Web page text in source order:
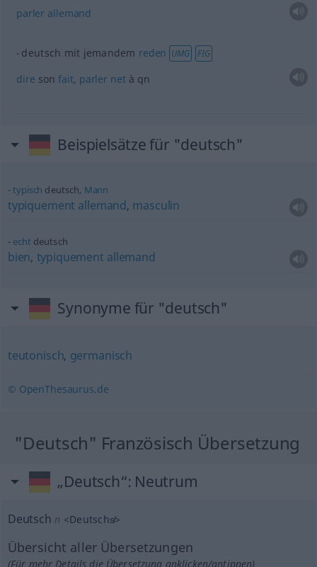
parler allemand
deutsch mit jemandem reden UMG FIG
dire sonfait, parler netà qn
Beispielsätze für "deutsch"
typisch deutsch, Mann
typiquement allemand, masculin
echt deutsch
bien, typiquement allemand
Synonyme für "deutsch"
teutonisch, germanisch
© OpenThesaurus.de
"Deutsch" Französisch Übersetzung
„Deutsch“: Neutrum
Deutsch n <Deutschs̸>
Übersicht aller Übersetzungen
(Für mehr Details die Übersetzung anklicken/antippen)